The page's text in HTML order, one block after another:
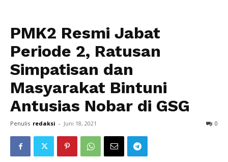
PMK2 Resmi Jabat
Periode 2, Ratusan
Simpatisan dan
Masyarakat Bintuni
Antusias Nobar di GSG
Penulis redaksi - Juni 18, 2021 0